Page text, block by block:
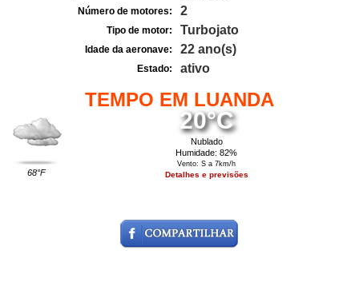
Número de motores: 2
Tipo de motor: Turbojato
Idade da aeronave: 22 ano(s)
Estado: ativo
TEMPO EM LUANDA
68°F
20°C
Nublado
Humidade: 82%
Vento: S a 7km/h
Detalhes e previsões